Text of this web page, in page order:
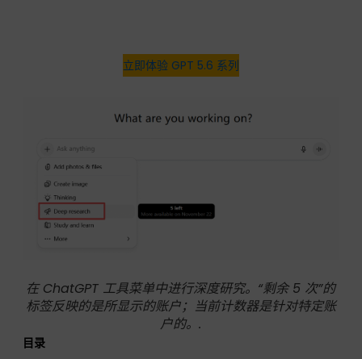
立即体验 GPT 5.6 系列
在 ChatGPT 工具菜单中进行深度研究。“剩余 5 次”的
标签反映的是所显示的账户；当前计数器是针对特定账
户的。.
目录